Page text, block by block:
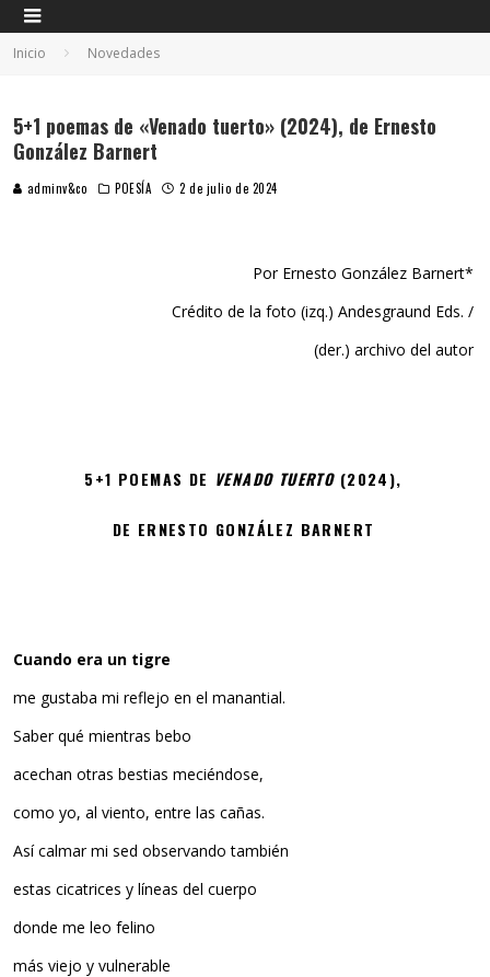
Inicio Novedades
5+1 poemas de «Venado tuerto» (2024), de Ernesto
González Barnert
adminv&co POESÍA 2 de julio de 2024
Por Ernesto González Barnert*
Crédito de la foto (izq.) Andesgraund Eds. /
(der.) archivo del autor
5+1 POEMAS DE VENADO TUERTO (2024),
DE ERNESTO GONZÁLEZ BARNERT
Cuando era un tigre
me gustaba mi reflejo en el manantial.
Saber qué mientras bebo
acechan otras bestias meciéndose,
como yo, al viento, entre las cañas.
Así calmar mi sed observando también
estas cicatrices y líneas del cuerpo
donde me leo felino
más viejo y vulnerable